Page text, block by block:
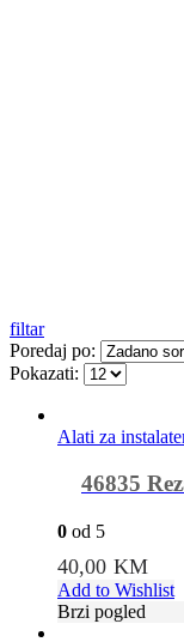
filtar
Poredaj po:
Pokazati:
Alati za
46835
0 od 5
40,00 KM
Add to Wishlist
Brzi pogled